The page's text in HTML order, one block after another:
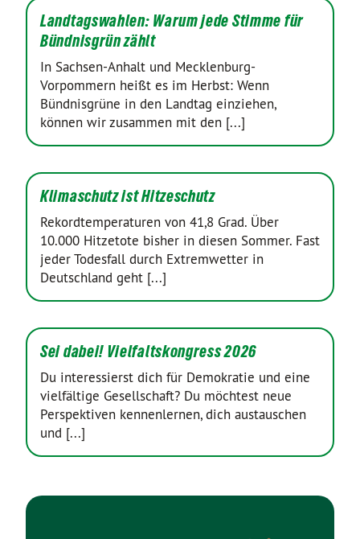
Landtagswahlen: Warum jede Stimme für
Bündnisgrün zählt
In Sachsen-Anhalt und Mecklenburg-
Vorpommern heißt es im Herbst: Wenn
Bündnisgrüne in den Landtag einziehen,
können wir zusammen mit den [...]
Klimaschutz ist Hitzeschutz
Rekordtemperaturen von 41,8 Grad. Über
10.000 Hitzetote bisher in diesen Sommer. Fast
jeder Todesfall durch Extremwetter in
Deutschland geht [...]
Sei dabei! Vielfaltskongress 2026
Du interessierst dich für Demokratie und eine
vielfältige Gesellschaft? Du möchtest neue
Perspektiven kennenlernen, dich austauschen
und [...]